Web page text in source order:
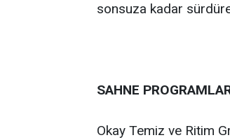
sonsuza kadar
SAHNE
Okay Temiz ve Ritim